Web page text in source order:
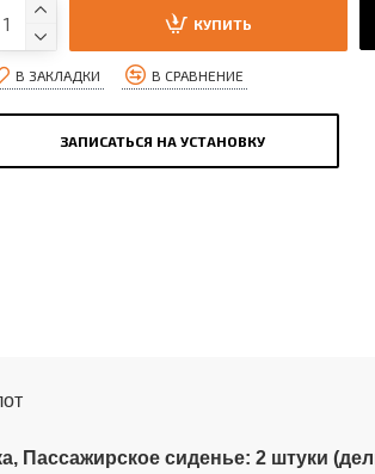
КУПИТЬ
В ЗАКЛАДКИ В СРАВНЕНИЕ
ЗАПИСАТЬСЯ НА УСТАНОВКУ
Пассажирское сиденье: 2 штуки